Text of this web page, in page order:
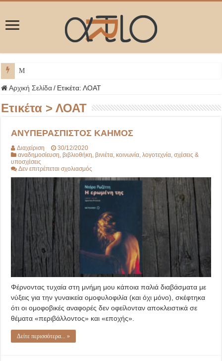
ΜΥΚΟΝΟΣ
Αρχική Σελίδα / Ετικέτα:ΛΟΑΤ
Ετικέτα >ΛΟΑΤ
AΝΥΠΕΡΑΣΠΙΣΤΟΣ ΚΑΗΜΟΣ
Διαχείριση
30/12/2020
αναδημοσίευση ,βιβλιοθήκη ,βινιέτα ,κοινωνία ,λογοτεχνία ,σχέσεις &
υποσχέσεις
Δεν επιτρέπεται σχολιασμός
ΚΑΗΜΟΣ
Φέρνοντας τυχαία στη μνήμη μου κάποια παλιά διαβάσματα με
νύξεις για την γυναικεία ομοφυλοφιλία (και όχι μόνο), σκέφτηκα
ότι οι ομοφοβικές αναφορές δεν οφείλονταν αποκλειστικά σε
θέματα «περιβάλλοντος» και «εποχής».
Δείτε περισσότερα... »